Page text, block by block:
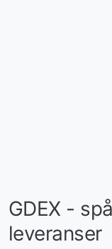
GDEX -
leveranser